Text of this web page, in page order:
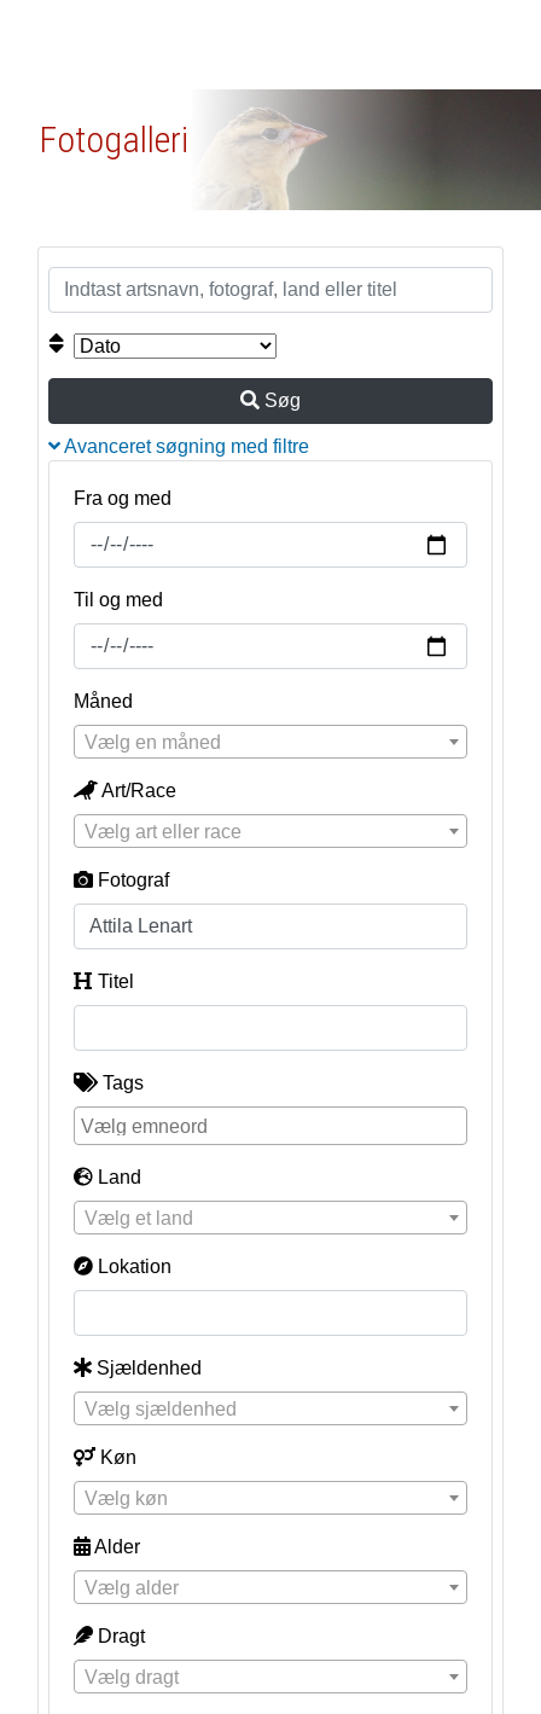
Fotogalleri
Søg
Avanceret søgning med filtre
Fra og med
Til og med
Måned
Vælg en måned
Art/Race
Vælg art eller race
Fotograf
Titel
Tags
Land
Vælg et land
Lokation
Sjældenhed
Vælg sjældenhed
Køn
Vælg køn
Alder
Vælg alder
Dragt
Vælg dragt